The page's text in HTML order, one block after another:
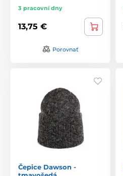
3 pracovní dny
13,75 €
Porovnať
Čepice Dawson -